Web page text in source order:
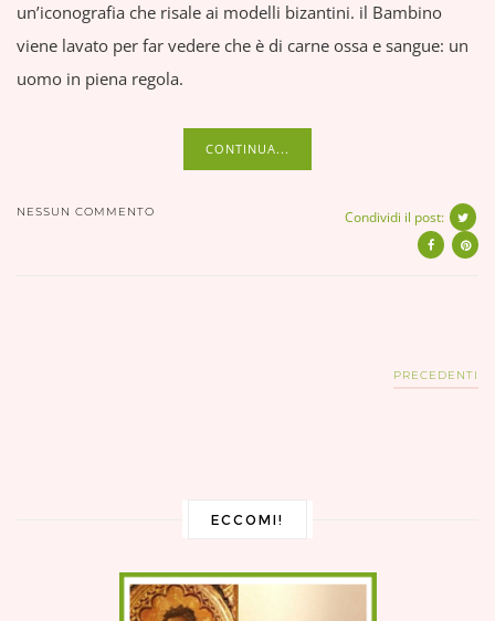
un’iconografia che risale ai modelli bizantini. il Bambino
viene lavato per far vedere che è di carne ossa e sangue: un
uomo in piena regola.
CONTINUA...
NESSUN COMMENTO Condividi il post:
PRECEDENTI
ECCOMI!